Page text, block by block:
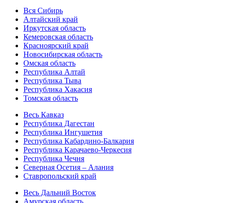
Вся Сибирь
Алтайский край
Иркутская область
Кемеровская область
Красноярский край
Новосибирская область
Омская область
Республика Алтай
Республика Тыва
Республика Хакасия
Томская область
Весь Кавказ
Республика Дагестан
Республика Ингушетия
Республика Кабардино-Балкария
Республика Карачаево-Черкесия
Республика Чечня
Северная Осетия – Алания
Ставропольский край
Весь Дальний Восток
Амурская область